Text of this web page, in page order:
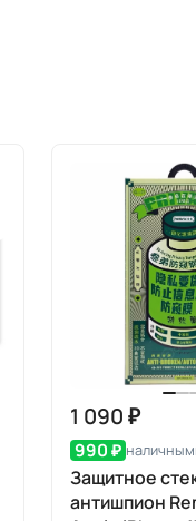
1 090 ₽
990 ₽
Защитное
антишпион